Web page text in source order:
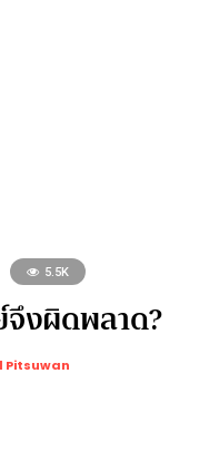
5.5K
จึงผิดพลาด?
Pitsuwan